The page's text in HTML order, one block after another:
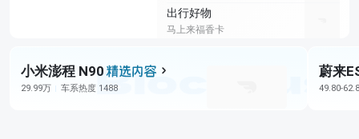
出行好物
马上来福香卡
小米澎程 N90
29.99万 车系热度 1488
蔚来
49.80-